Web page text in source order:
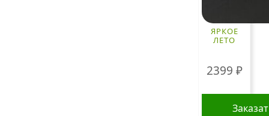
ЯРКОЕ
ЛЕТО
2399 ₽